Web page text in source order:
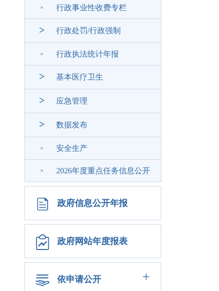
行政事业性收费专栏
> 行政处罚/行政强制
行政执法统计年报
> 基本医疗卫生
> 应急管理
> 数据发布
安全生产
2026年度重点任务信息公开
政府信息公开年报
政府网站年度报表
依申请公开 +